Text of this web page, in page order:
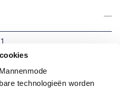
technologieën worden
Rood